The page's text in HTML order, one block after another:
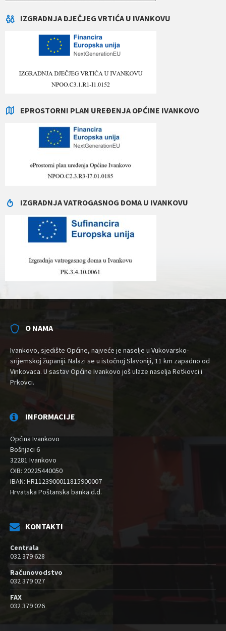
IZGRADNJA DJEČJEG VRTIĆA U IVANKOVU
EPROSTORNI PLAN UREĐENJA OPĆINE IVANKOVO
IZGRADNJA VATROGASNOG DOMA U IVANKOVU
O NAMA
Ivankovo, sjedište Općine, najveće je naselje u Vukovarsko-
srijemskoj županiji. Nalazi se u istočnoj Slavoniji, 11 km zapadno od
Vinkovaca. U sastav Općine Ivankovo još ulaze naselja Retkovci i
Prkovci.
INFORMACIJE
Općina Ivankovo
Bošnjaci 6
32281 Ivankovo
OIB: 20225440050
IBAN: HR1123900011815900007
Hrvatska Poštanska banka d.d.
KONTAKTI
Centrala
032 379 628
Računovodstvo
032 379 027
FAX
032 379 026